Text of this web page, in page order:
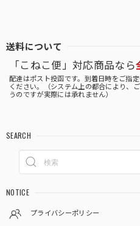
送料について
「こねこ便」対応商品なら
配達はポスト投函です。到着日時をご指
ください。（システム上の都合により、
うのですが実際には承れません）
SEARCH
NOTICE
プライバシーポリシー